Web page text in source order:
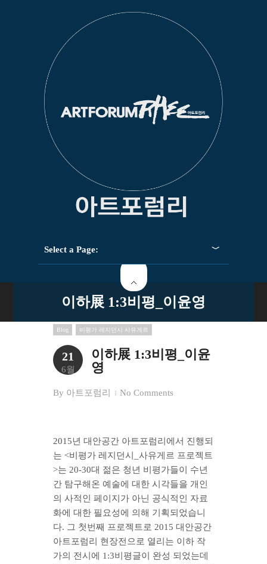
Select a Page:
이하展 1:3비평_이윤영
Blog 비평가 레지던시 사유게르
21
6월
이하展 1:3비평_이윤
영
By 아트포럼리 No Comments
2015년 대안공간 아트포럼리에서 진행되
는 <비평가 레지던시_사유게르 프로젝트
>는 20-30대 젊은 청년 비평가들이 수년
간 탐구해온 예술에 대한 시각들을 개인
의 사적인 페이지가 아닌 공식적인 자료
화에 대한 필요성에 의해 기획되었습니
다. 그 첫번째 프로젝트로 2015 대안공간
아트포럼리 현장전으로 열리는 이하 작
가의 전시에 1:3비평글이 완성 되었는데